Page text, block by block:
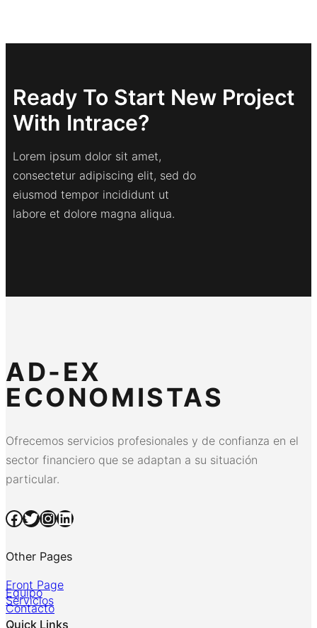
Ready To Start New Project
With Intrace?
Lorem ipsum dolor sit amet,
consectetur adipiscing elit, sed do
eiusmod tempor incididunt ut
labore et dolore magna aliqua.
AD-EX
ECONOMISTAS
Ofrecemos servicios profesionales y de confianza en el
sector financiero que se adaptan a su situación
particular.
Facebook Twitter InstagramLinkedIn
Other Pages
Front Page
Equipo
Servicios
Contacto
Quick Links